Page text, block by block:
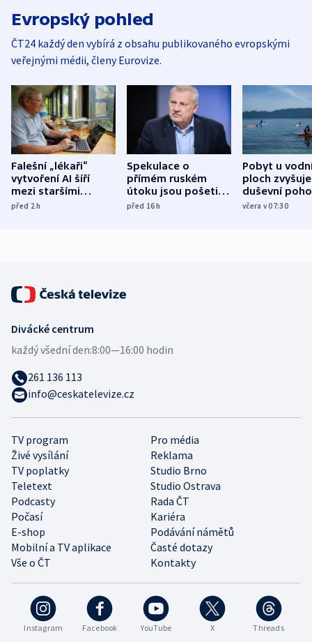
Evropský pohled
ČT24 každý den vybírá z obsahu publikovaného evropskými
veřejnými médii, členy Eurovize.
Falešní „lékaři“
vytvoření AI šíří
mezi staršími
Poláky nebezpečné
před 2h
Spekulace o
přímém ruském
útoku jsou pošetilé,
míní estonský
před 16h
Pobyt u
ploch zvyšuje
duševní
ukázala
včera v 07:30
Instagram Facebook YouTube X Threads
TV program
Pro média
Živé vysílání
Reklama
TV poplatky
Studio Brno
Teletext
Studio Ostrava
Podcasty
Rada ČT
Počasí
Kariéra
E-shop
Podávání námětů
Mobilní a TV aplikace
Časté dotazy
Vše o ČT
Kontakty
Divácké centrum
každý všední den:8:00—16:00 hodin
261 136 113
info@ceskatelevize.cz